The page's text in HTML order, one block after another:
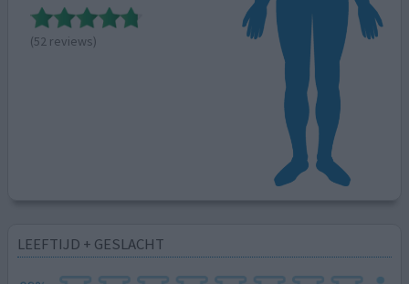
(52 reviews)
LEEFTIJD + GESLACHT